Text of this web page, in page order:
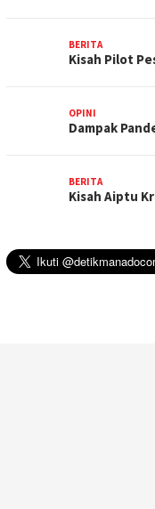
BERITA
Kisah Pilot
OPINI
Dampak
BERITA
Kisah Aiptu